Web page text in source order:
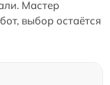
Мастер
выбор остаётся